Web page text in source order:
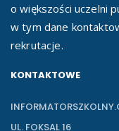
o większości uczelni
w tym dane
rekrutacje.
KONTAKTOWE
UL. FOKSAL 16